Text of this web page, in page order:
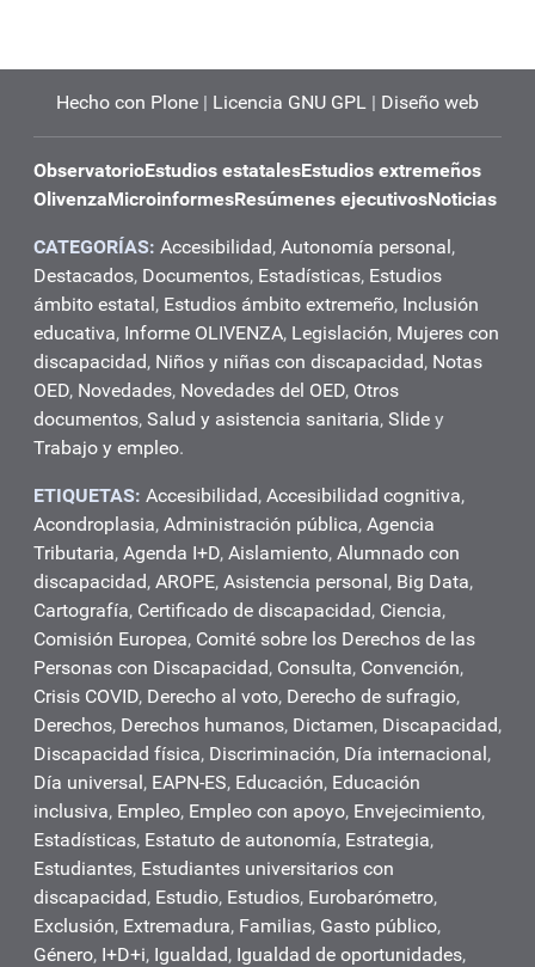
Hecho con Plone | Licencia GNU GPL | Diseño web
ObservatorioEstudios estatalesEstudios extremeños
OlivenzaMicroinformesResúmenes ejecutivosNoticias
CATEGORÍAS: Accesibilidad, Autonomía personal,
Destacados, Documentos, Estadísticas, Estudios
ámbito estatal, Estudios ámbito extremeño, Inclusión
educativa, Informe OLIVENZA, Legislación, Mujeres con
discapacidad, Niños y niñas con discapacidad, Notas
OED, Novedades, Novedades del OED, Otros
documentos, Salud y asistencia sanitaria, Slide y
Trabajo y empleo.
ETIQUETAS: Accesibilidad, Accesibilidad cognitiva,
Acondroplasia, Administración pública, Agencia
Tributaria, Agenda I+D, Aislamiento, Alumnado con
discapacidad, AROPE, Asistencia personal, Big Data,
Cartografía, Certificado de discapacidad, Ciencia,
Comisión Europea, Comité sobre los Derechos de las
Personas con Discapacidad, Consulta, Convención,
Crisis COVID, Derecho al voto, Derecho de sufragio,
Derechos, Derechos humanos, Dictamen, Discapacidad,
Discapacidad física, Discriminación, Día internacional,
Día universal, EAPN-ES, Educación, Educación
inclusiva, Empleo, Empleo con apoyo, Envejecimiento,
Estadísticas, Estatuto de autonomía, Estrategia,
Estudiantes, Estudiantes universitarios con
discapacidad, Estudio, Estudios, Eurobarómetro,
Exclusión, Extremadura, Familias, Gasto público,
Género, I+D+i, Igualdad, Igualdad de oportunidades,